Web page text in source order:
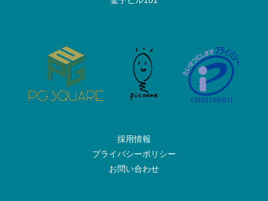
採用情報
プライバシーポリシー
お問い合わせ